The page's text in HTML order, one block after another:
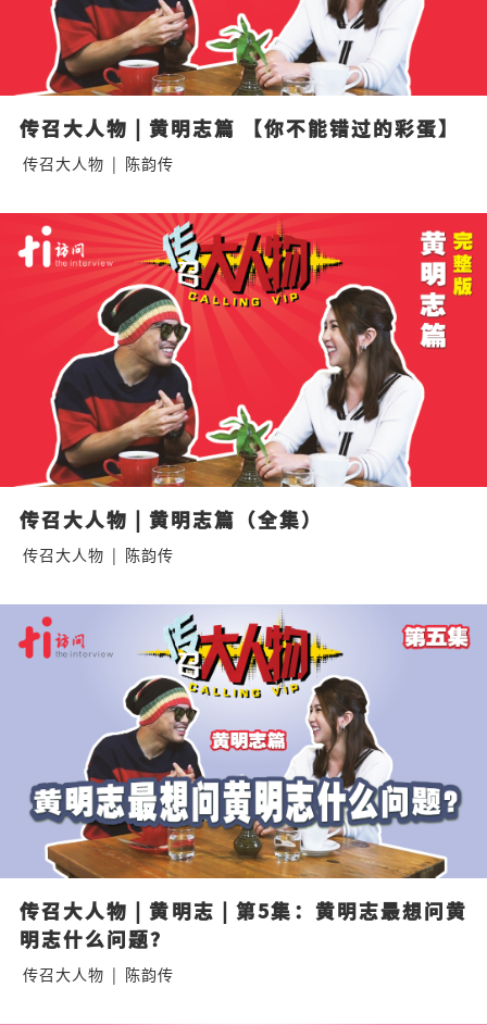
传召大人物 | 黄明志篇 【你不能错过的彩蛋】
传召大人物 | 陈韵传
传召大人物 | 黄明志篇（全集）
传召大人物 | 陈韵传
传召大人物 | 黄明志 | 第5集：黄明志最想问黄
明志什么问题？
传召大人物 | 陈韵传